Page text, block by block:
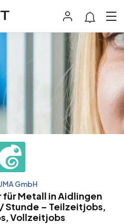
GmbH
Metall in Aidlingen
Stunde – Teilzeitjobs,
Vollzeitjobs